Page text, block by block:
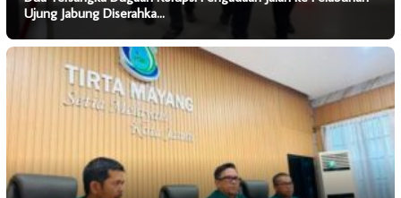
Ujung Jabung Diserahka…